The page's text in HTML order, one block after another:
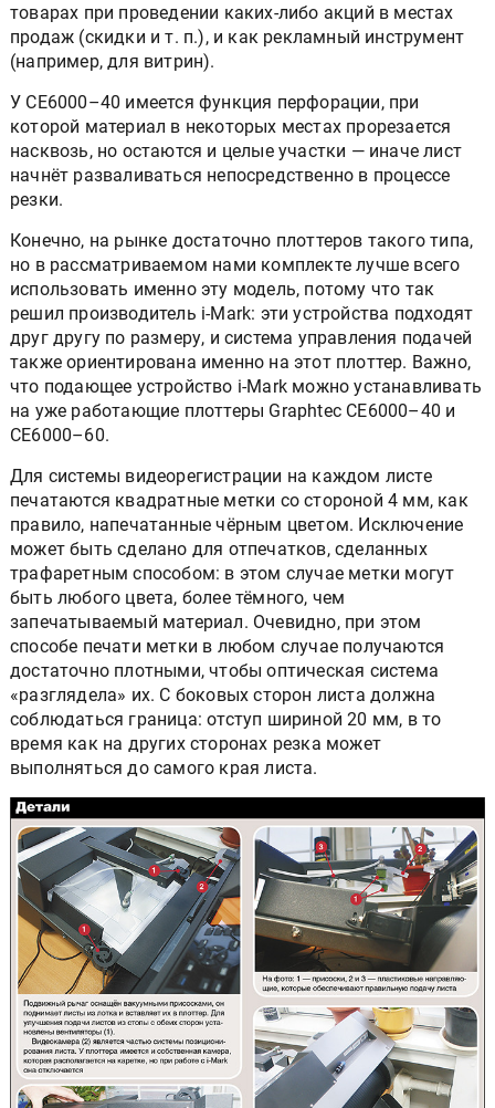
товарах при проведении каких-либо акций в местах
продаж (скидки и т. п.), и как рекламный инструмент
(например, для витрин).
У CE6000–40 имеется функция перфорации, при
которой материал в некоторых местах прорезается
насквозь, но остаются и целые участки — иначе лист
начнёт разваливаться непосредственно в процессе
резки.
Конечно, на рынке достаточно плоттеров такого типа,
но в рассматриваемом нами комплекте лучше всего
использовать именно эту модель, потому что так
решил производитель i-Mark: эти устройства подходят
друг другу по размеру, и система управления подачей
также ориентирована именно на этот плоттер. Важно,
что подающее устройство i-Mark можно устанавливать
на уже работающие плоттеры Graphtec CE6000–40 и
СЕ6000–60.
Для системы видеорегистрации на каждом листе
печатаются квадратные метки со стороной 4 мм, как
правило, напечатанные чёрным цветом. Исключение
может быть сделано для отпечатков, сделанных
трафаретным способом: в этом случае метки могут
быть любого цвета, более тёмного, чем
запечатываемый материал. Очевидно, при этом
способе печати метки в любом случае получаются
достаточно плотными, чтобы оптическая система
«разглядела» их. С боковых сторон листа должна
соблюдаться граница: отступ шириной 20 мм, в то
время как на других сторонах резка может
выполняться до самого края листа.